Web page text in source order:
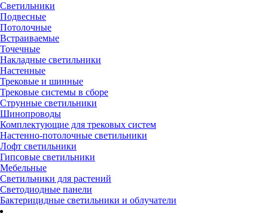
Светильники
Подвесные
Потолочные
Встраиваемые
Точечные
Накладные светильники
Настенные
Трековые и шинные
Трековые системы в сборе
Струнные светильники
Шинопроводы
Комплектующие для трековых систем
Настенно-потолочные светильники
Лофт светильники
Гипсовые светильники
Мебельные
Светильники для растений
Светодиодные панели
Бактерицидные светильники и облучатели